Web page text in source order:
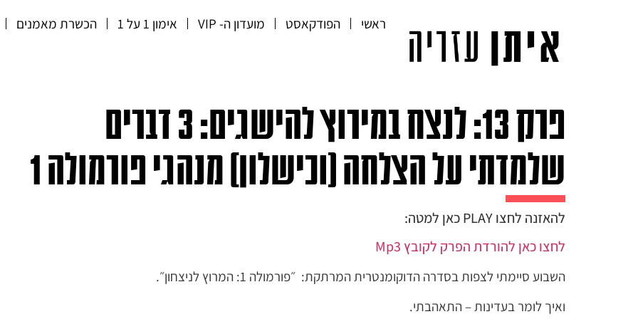
ראשי הפודקאסט מועדון ה- VIP אימון 1 על 1 הכשרת מאמנים
פרק 13: לנצח במירוץ להישגים: 3 דברים
שלמדתי על הצלחה (וכישלון) מנהגי פורמולה 1
להאזנה לחצו PLAY כאן למטה:
לחצו כאן להורדת הפרק לקובץ Mp3
השבוע סיימתי לצפות בסדרה הדוקומנטרית המרתקת: ״פורמולה 1: המרוץ לניצחון״.
ואיך לומר בעדינות – התאהבתי.